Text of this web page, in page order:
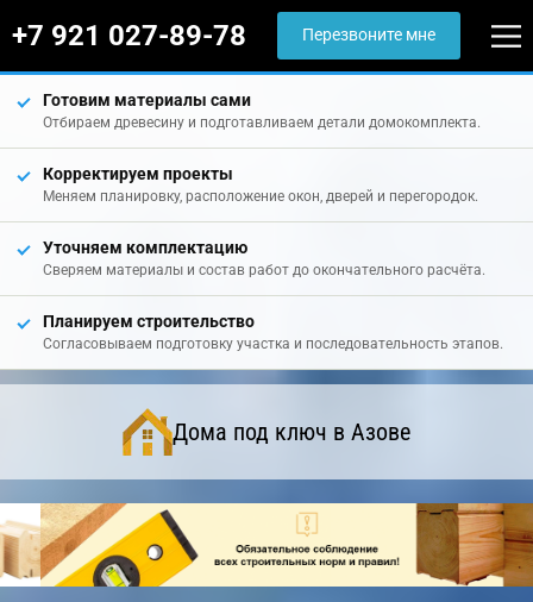
+7 921 027-89-78 Перезвоните мне
Готовим материалы сами
Отбираем древесину и подготавливаем детали домокомплекта.
Корректируем проекты
Меняем планировку, расположение окон, дверей и перегородок.
Уточняем комплектацию
Сверяем материалы и состав работ до окончательного расчёта.
Планируем строительство
Согласовываем подготовку участка и последовательность этапов.
Дома под ключ в Азове